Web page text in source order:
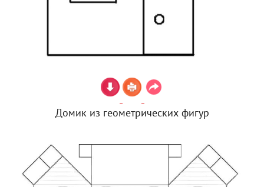
Домик из геометрических фигур